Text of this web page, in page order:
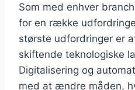
Som med enhver
for en række
største udfordringer er
skiftende teknologiske
Digitalisering og
med at ændre måden,